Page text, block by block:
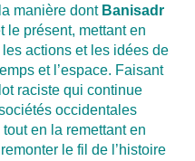
manière dont Banisadr
le présent, mettant en
actions et les idées de
et l’espace. Faisant
raciste qui continue
occidentales
en la remettant en
le fil de l’histoire